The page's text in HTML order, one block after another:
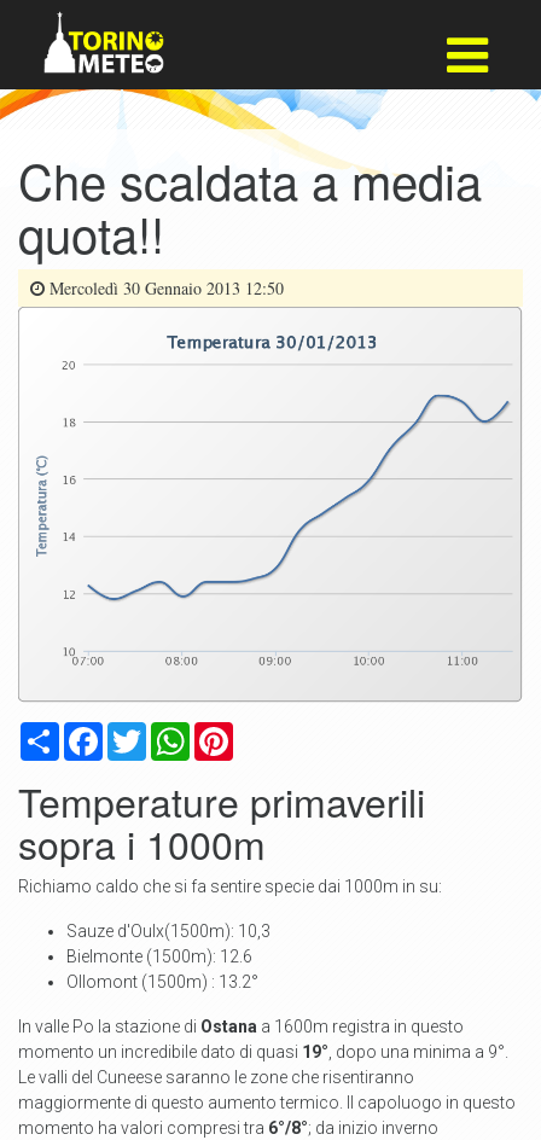
Che scaldata a media
quota!!
Mercoledì 30 Gennaio 2013 12:50
CondividiFacebook
TwitterWhatsApp
Temperature primaverili
sopra i 1000m
Richiamo caldo che si fa sentire specie dai 1000m in su:
Sauze d'Oulx(1500m): 10,3
Bielmonte (1500m): 12.6
Ollomont (1500m) : 13.2°
In valle Po la stazione di Ostana a 1600m registra in questo
momento un incredibile dato di quasi 19° , dopo una minima a 9°.
Le valli del Cuneese saranno le zone che risentiranno
maggiormente di questo aumento termico. Il capoluogo in questo
momento ha valori compresi tra 6°/8°; da inizio inverno